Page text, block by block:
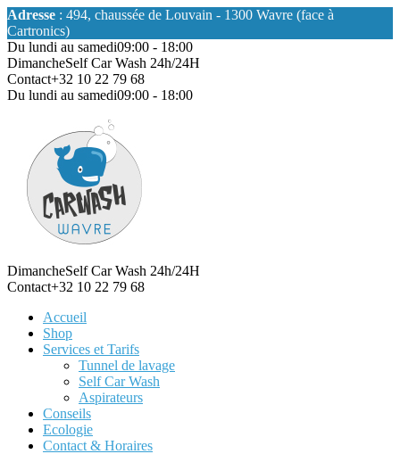
Adresse : 494, chaussée de Louvain - 1300 Wavre (face à
Cartronics)
Du lundi au samedi09:00 - 18:00
DimancheSelf Car Wash 24h/24H
Contact+32 10 22 79 68
Du lundi au samedi09:00 - 18:00
DimancheSelf Car Wash 24h/24H
Contact+32 10 22 79 68
Accueil
Shop
Services et Tarifs
Tunnel de lavage
Self Car Wash
Aspirateurs
Conseils
Ecologie
Contact & Horaires